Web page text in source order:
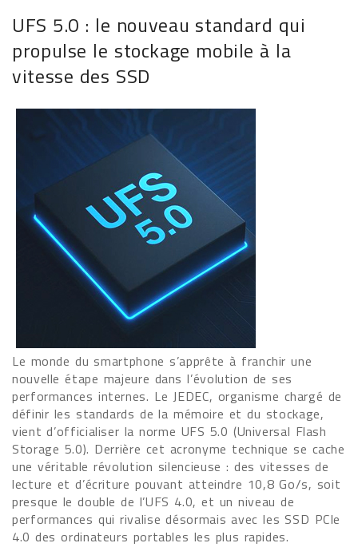
UFS 5.0 : le nouveau standard qui
propulse le stockage mobile à la
vitesse des SSD
Le monde du smartphone s’apprête à franchir une
nouvelle étape majeure dans l’évolution de ses
performances internes. Le JEDEC, organisme chargé de
définir les standards de la mémoire et du stockage,
vient d’officialiser la norme UFS 5.0 (Universal Flash
Storage 5.0). Derrière cet acronyme technique se cache
une véritable révolution silencieuse : des vitesses de
lecture et d’écriture pouvant atteindre 10,8 Go/s, soit
presque le double de l’UFS 4.0, et un niveau de
performances qui rivalise désormais avec les SSD PCIe
4.0 des ordinateurs portables les plus rapides.